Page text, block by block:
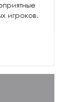
игроков.